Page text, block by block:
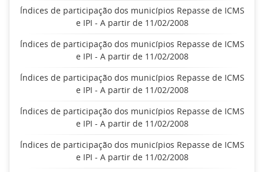
Índices de participação dos municípios Repasse de ICMS
e IPI - A partir de 11/02/2008
Índices de participação dos municípios Repasse de ICMS
e IPI - A partir de 11/02/2008
Índices de participação dos municípios Repasse de ICMS
e IPI - A partir de 11/02/2008
Índices de participação dos municípios Repasse de ICMS
e IPI - A partir de 11/02/2008
Índices de participação dos municípios Repasse de ICMS
e IPI - A partir de 11/02/2008